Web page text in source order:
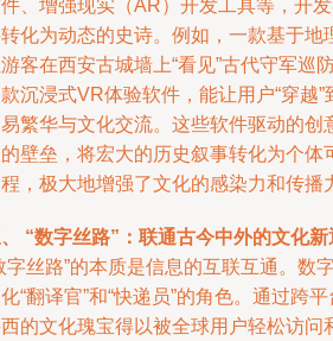
、增强现实（AR）开发工具等，开
化为动态的史诗。例如，一款基于地
客在西安古城墙上“看见”古代守军巡
沉浸式VR体验软件，能让用户“穿越
繁华与文化交流。这些软件驱动的创
壁垒，将宏大的历史叙事转化为个体
，极大地增强了文化的感染力和传播
“数字丝路”：联通古今中外的文化新
字丝路”的本质是信息的互联互通。数
“翻译官”和“快递员”的角色。通过跨
的文化瑰宝得以被全球用户轻松访问